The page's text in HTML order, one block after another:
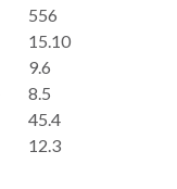
556
15.10
9.6
8.5
45.4
12.3